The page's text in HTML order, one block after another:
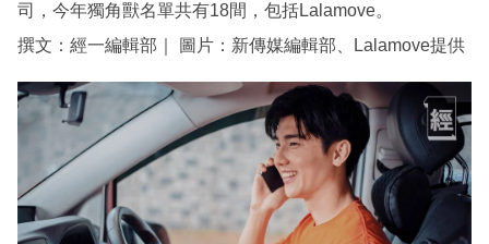
司，今年獨角獸名單共有18間，包括Lalamove。
撰文：經一編輯部｜ 圖片：新傳媒編輯部、Lalamove提供